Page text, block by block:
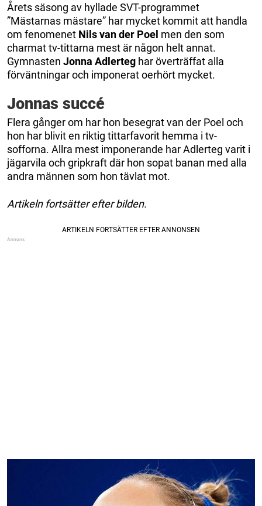
Årets säsong av hyllade SVT-programmet
”Mästarnas mästare” har mycket kommit att handla
om fenomenet Nils van der Poel men den som
charmat tv-tittarna mest är någon helt annat.
Gymnasten Jonna Adlerteg har överträffat alla
förväntningar och imponerat oerhört mycket.
Jonnas succé
Flera gånger om har hon besegrat van der Poel och
hon har blivit en riktig tittarfavorit hemma i tv-
sofforna. Allra mest imponerande har Adlerteg varit i
jägarvila och gripkraft där hon sopat banan med alla
andra männen som hon tävlat mot.
Artikeln fortsätter efter bilden.